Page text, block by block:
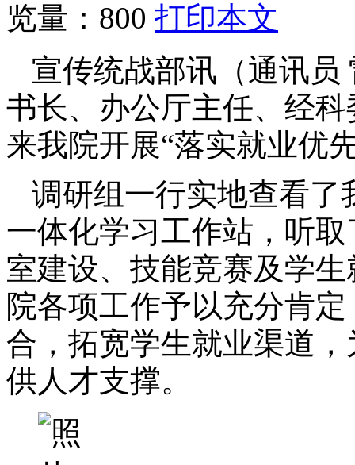
览量： 800 打印本文
宣传统战部讯（通讯员
书长、办公厅主任、经
来我院开展“落实就业优
调研组一行实地查看了
一体化学习工作站，听
室建设、技能竞赛及学
院各项工作予以充分肯
合，拓宽学生就业渠道
供人才支撑。